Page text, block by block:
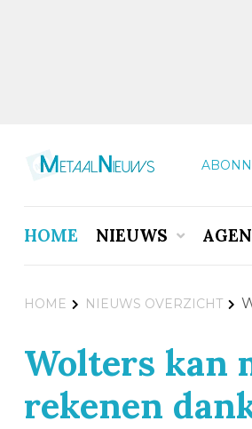
HOME NIEUWS
HOME NIEUWS OVERZICHT
Wolters kan
rekenen